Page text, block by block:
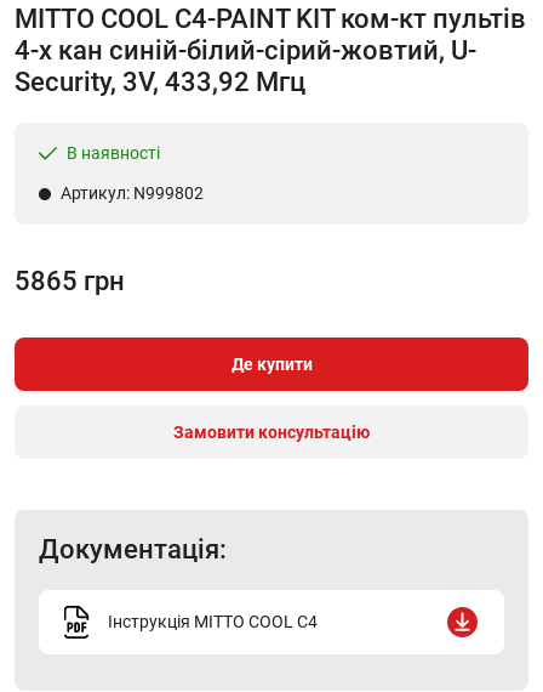
MITTO COOL C4-PAINT KIT ком-кт пультів
4-х кан синій-білий-сірий-жовтий, U-
Security, 3V, 433,92 Мгц
В наявності
Артикул: N999802
5865 грн
Де купити
Замовити консультацію
Документація:
Інструкція MITTO COOL C4